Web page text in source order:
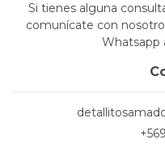
Si tienes alguna
comunícate con
Whatsapp